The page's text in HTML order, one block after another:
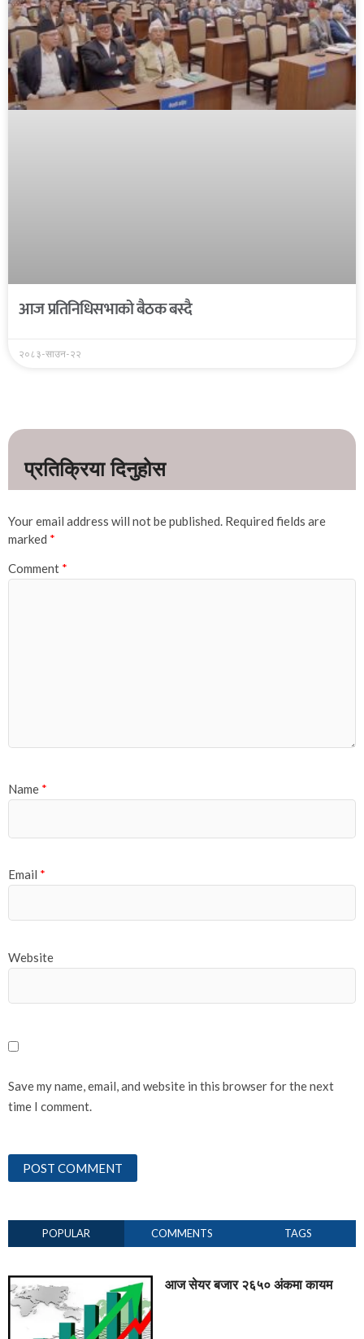
आज प्रतिनिधिसभाको बैठक बस्दै
२०८३-साउन-२२
Your email address will not be published. Required fields are
marked *
Comment *
Name *
Email *
Website
Save my name, email, and website in this browser for the next
time I comment.
POPULAR COMMENTS TAGS
आज सेयर बजार २६५० अंकमा कायम